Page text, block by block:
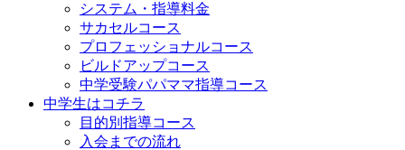
システム・指導料金
サカセルコース
プロフェッショナルコース
ビルドアップコース
中学受験パパママ指導コース
中学生はコチラ
目的別指導コース
入会までの流れ